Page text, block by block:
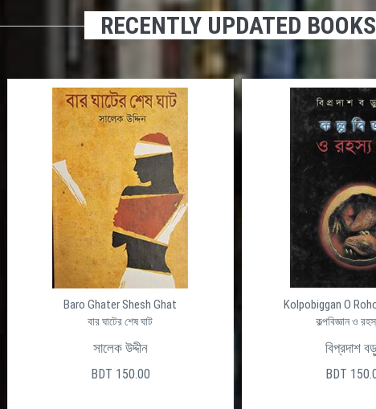
RECENTLY UPDATED BOOKS
Baro Ghater Shesh Ghat Kolpobiggan O Rohosso Golpo
কল্পবিজ্ঞান ও রহস্য গল্প